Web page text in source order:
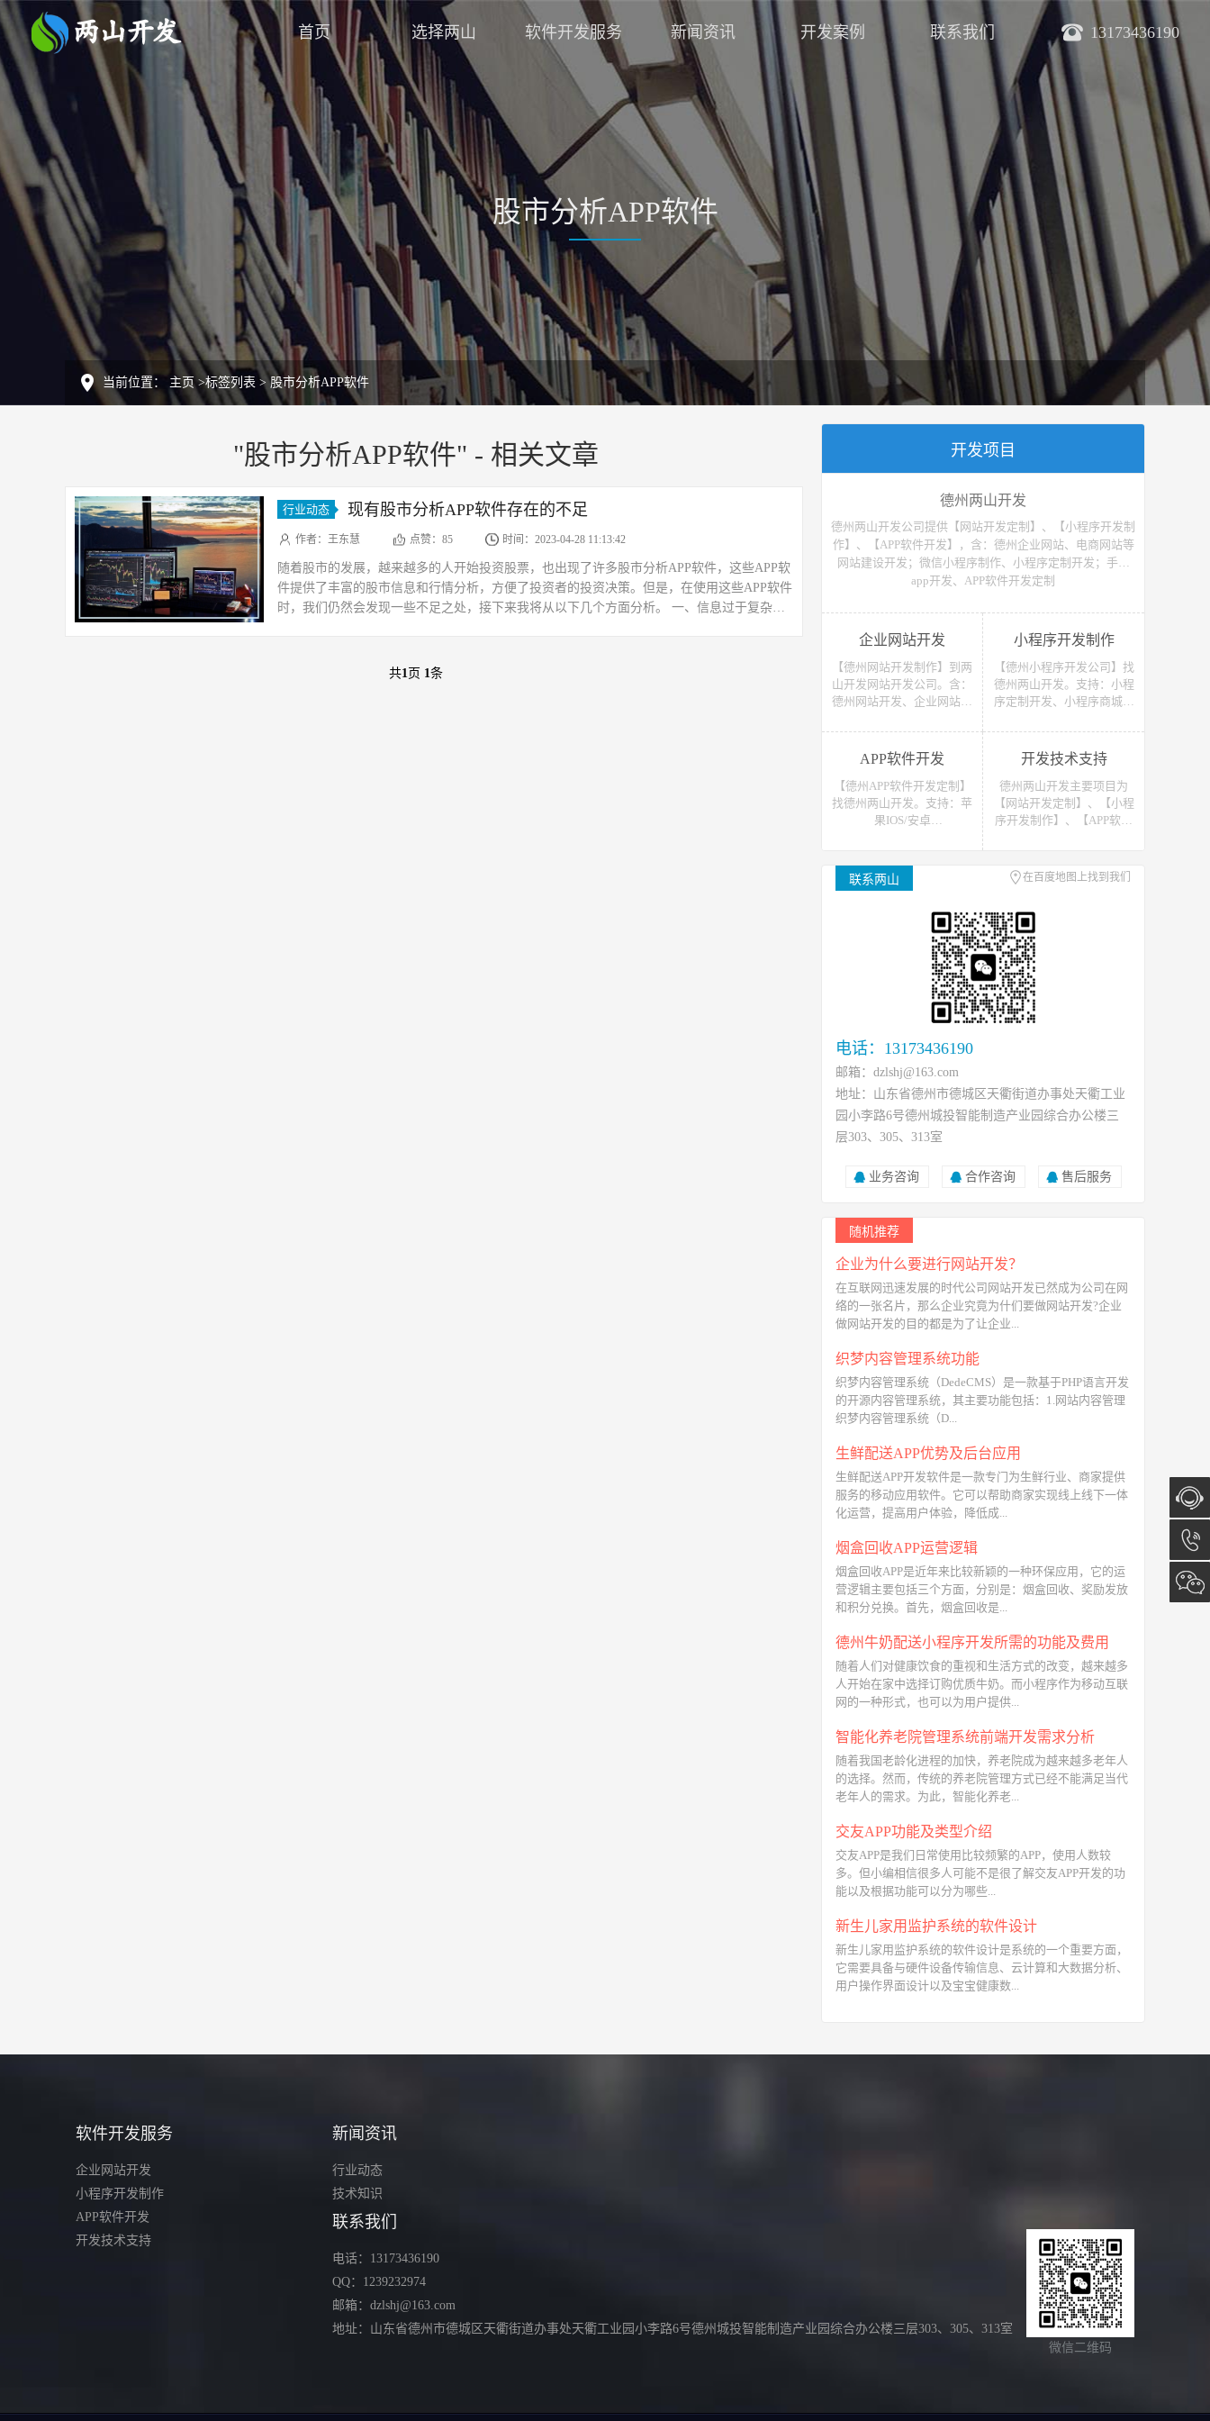
13173436190
首页 选择两山 软件开发服务 新闻资讯 开发案例 联系我们
股市分析APP软件
当前位置： 主页>标签列表 >股市分析APP软件
"股市分析APP软件" - 相关文章
行业动态 现有股市分析APP软件存在的不足
作者：王东慧 点赞：85 时间：2023-04-28 11:13:42
随着股市的发展，越来越多的人开始投资股票，也出现了许多股市分析APP软件，这些APP软
件提供了丰富的股市信息和行情分析，方便了投资者的投资决策。但是，在使用这些APP软件
时，我们仍然会发现一些不足之处，接下来我将从以下几个方面分析。 一、信息过于复杂许
共1页 1条
开发项目
德州两山开发
德州两山开发公司提供【网站开发定制】、【小程序开发制
作】、【APP软件开发】，含：德州企业网站、电商网站等
网站建设开发；微信小程序制作、小程序定制开发；手机
app开发、APP软件开发定制
企业网站开发
【德州网站开发制作】到两
山开发网站开发公司。含：
德州网站开发、企业网站开
务网站开发、网上商城网站
开发、网站建设开发等，网
站开发报价请联系我们
小程序开发制作
【德州小程序开发公司】找
德州两山开发。支持：小程
序定制开发、小程序商城开
音）小程序开发制作。获取
小程序开发教程、小程序开
发报价请联系我们
APP软件开发
【德州APP软件开发定制】
找德州两山开发。支持：苹
果IOS/安卓
APP、API开发、H5单页等
移动终端软件开发产品定
开发技术支持
德州两山开发主要项目为
【网站开发定制】、【小程
序开发制作】、【APP软件
发技术支援，可接如上相关
类数据、开发、运维、托管
联系两山 在百度地图上找到我们
电话：13173436190
邮箱：dzlshj@163.com
地址：山东省德州市德城区天衢街道办事处天衢工业
园小李路6号德州城投智能制造产业园综合办公楼三
层303、305、313室
业务咨询 合作咨询 售后服务
随机推荐
企业为什么要进行网站开发？
在互联网迅速发展的时代公司网站开发已然成为公司在网
络的一张名片，那么企业究竟为什们要做网站开发?企业
做网站开发的目的都是为了让企业...
织梦内容管理系统功能
织梦内容管理系统（DedeCMS）是一款基于PHP语言开发
的开源内容管理系统，其主要功能包括：1.网站内容管理
织梦内容管理系统（D...
生鲜配送APP优势及后台应用
生鲜配送APP开发软件是一款专门为生鲜行业、商家提供
服务的移动应用软件。它可以帮助商家实现线上线下一体
化运营，提高用户体验，降低成...
烟盒回收APP运营逻辑
烟盒回收APP是近年来比较新颖的一种环保应用，它的运
营逻辑主要包括三个方面，分别是：烟盒回收、奖励发放
和积分兑换。首先，烟盒回收是...
德州牛奶配送小程序开发所需的功能及费用
随着人们对健康饮食的重视和生活方式的改变，越来越多
人开始在家中选择订购优质牛奶。而小程序作为移动互联
网的一种形式，也可以为用户提供...
智能化养老院管理系统前端开发需求分析
随着我国老龄化进程的加快，养老院成为越来越多老年人
的选择。然而，传统的养老院管理方式已经不能满足当代
老年人的需求。为此，智能化养老...
交友APP功能及类型介绍
交友APP是我们日常使用比较频繁的APP，使用人数较
多。但小编相信很多人可能不是很了解交友APP开发的功
能以及根据功能可以分为哪些...
新生儿家用监护系统的软件设计
新生儿家用监护系统的软件设计是系统的一个重要方面，
它需要具备与硬件设备传输信息、云计算和大数据分析、
用户操作界面设计以及宝宝健康数...
软件开发服务
企业网站开发
小程序开发制作
APP软件开发
开发技术支持
新闻资讯
行业动态
技术知识
联系我们
电话：13173436190
QQ：1239232974
邮箱：dzlshj@163.com
地址：山东省德州市德城区天衢街道办事处天衢工业园小李路6号德州城投智能制造产业园综合办公楼三层303、305、313室
微信二维码
在线咨
询